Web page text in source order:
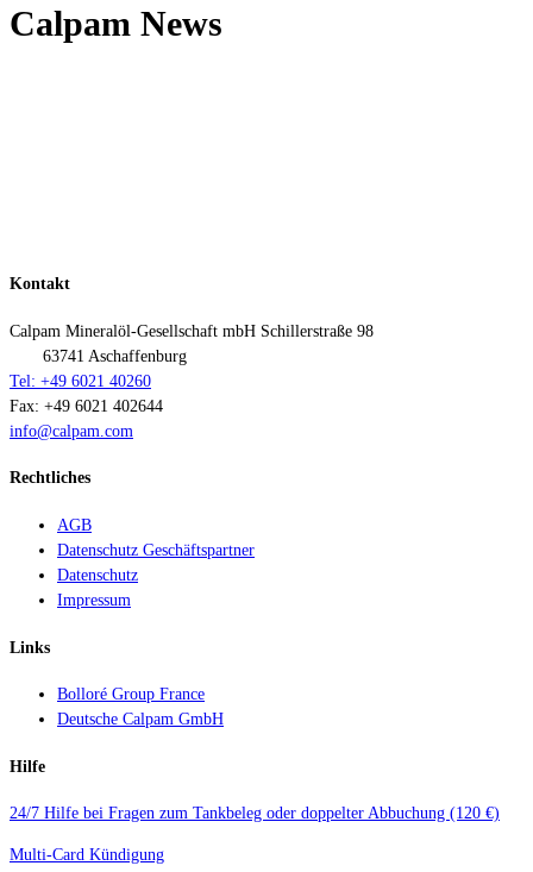
Calpam News
Kontakt
Calpam Mineralöl-Gesellschaft mbH Schillerstraße 98
63741 Aschaffenburg
Tel: +49 6021 40260
Fax: +49 6021 402644
info@calpam.com
Rechtliches
AGB
Datenschutz Geschäftspartner
Datenschutz
Impressum
Links
Bolloré Group France
Deutsche Calpam GmbH
Hilfe
24/7 Hilfe bei Fragen zum Tankbeleg oder doppelter Abbuchung (120 €)
Multi-Card Kündigung